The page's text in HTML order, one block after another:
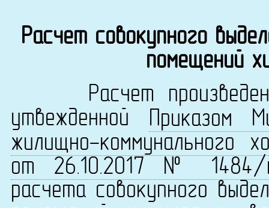
Расчет совокупного
помещений
Расчет произведен
утвежденной Приказом
жилищно-коммунального
от 26.10.2017 № 1484/
расчета совокупного